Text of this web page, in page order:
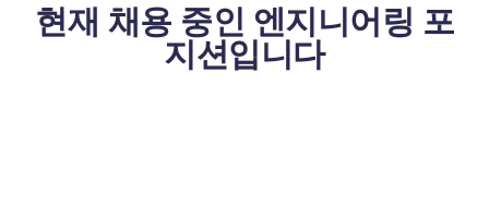
현재 채용 중인 엔지니어링 포
지션입니다